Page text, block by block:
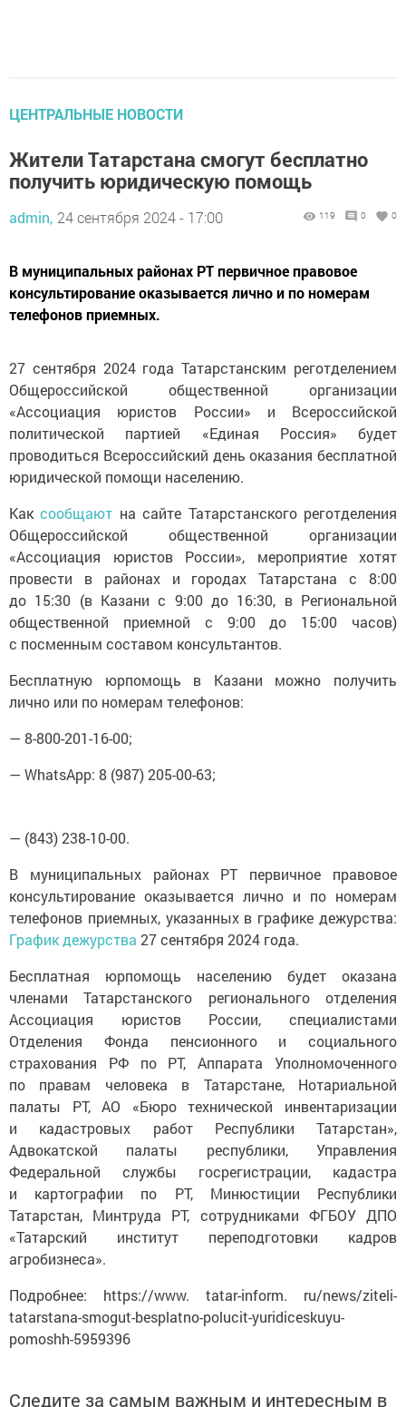
ЦЕНТРАЛЬНЫЕ НОВОСТИ
Жители Татарстана смогут бесплатно
получить юридическую помощь
admin, 24 сентября 2024 - 17:00
В муниципальных районах РТ первичное правовое
консультирование оказывается лично и по номерам
телефонов приемных.
27 сентября 2024 года Татарстанским реготделением
Общероссийской общественной организации
«Ассоциация юристов России» и Всероссийской
политической партией «Единая Россия» будет
проводиться Всероссийский день оказания бесплатной
юридической помощи населению.
Как сообщают на сайте Татарстанского реготделения
Общероссийской общественной организации
«Ассоциация юристов России», мероприятие хотят
провести в районах и городах Татарстана с 8:00
до 15:30 (в Казани с 9:00 до 16:30, в Региональной
общественной приемной с 9:00 до 15:00 часов)
с посменным составом консультантов.
Бесплатную юрпомощь в Казани можно получить
лично или по номерам телефонов:
— 8-800-201-16-00;
— WhatsApp: 8 (987) 205-00-63;
— (843) 238-10-00.
В муниципальных районах РТ первичное правовое
консультирование оказывается лично и по номерам
телефонов приемных, указанных в графике дежурства:
График дежурства 27 сентября 2024 года.
Бесплатная юрпомощь населению будет оказана
членами Татарстанского регионального отделения
Ассоциация юристов России, специалистами
Отделения Фонда пенсионного и социального
страхования РФ по РТ, Аппарата Уполномоченного
по правам человека в Татарстане, Нотариальной
палаты РТ, АО «Бюро технической инвентаризации
и кадастровых работ Республики Татарстан»,
Адвокатской палаты республики, Управления
Федеральной службы госрегистрации, кадастра
и картографии по РТ, Минюстиции Республики
Татарстан, Минтруда РТ, сотрудниками ФГБОУ ДПО
«Татарский институт переподготовки кадров
агробизнеса».
Подробнее: https://www. tatar-inform. ru/news/ziteli-
tatarstana-smogut-besplatno-polucit-yuridiceskuyu-
pomoshh-5959396
Следите за самым важным и интересным в